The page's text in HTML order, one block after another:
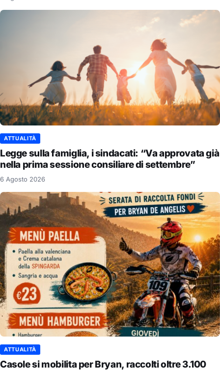
ATTUALITÀ
Legge sulla famiglia, i sindacati: “Va approvata già
nella prima sessione consiliare di settembre”
6 Agosto 2026
ATTUALITÀ
Casole si mobilita per Bryan, raccolti oltre 3.100